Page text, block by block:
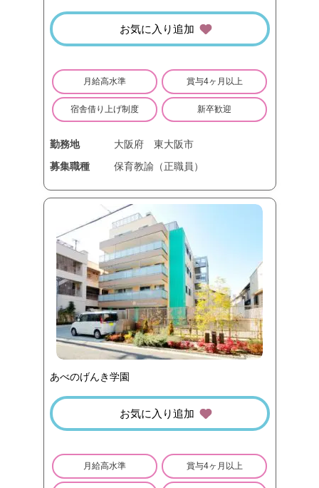
お気に入り追加
月給高水準 賞与4ヶ月以上
宿舎借り上げ制度 新卒歓迎
勤務地 大阪府
東大阪市
募集職種
保育教諭（正職員）
あべのげんき学園
お気に入り追加
月給高水準 賞与4ヶ月以上